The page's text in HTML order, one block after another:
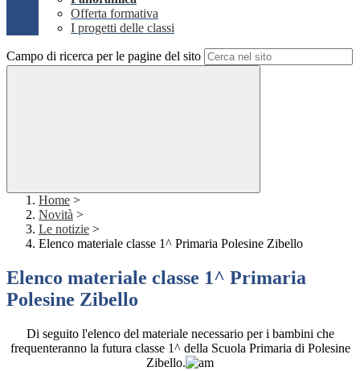
Offerta formativa
I progetti delle classi
Campo di ricerca per le pagine del sito
Home >
Novità >
Le notizie >
Elenco materiale classe 1^ Primaria Polesine Zibello
Elenco materiale classe 1^ Primaria
Polesine Zibello
Di seguito l'elenco del materiale necessario per i bambini che
frequenteranno la futura classe 1^ della Scuola Primaria di Polesine
Zibello.